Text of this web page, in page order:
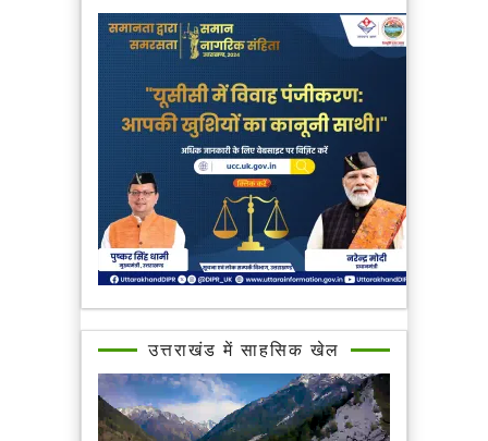
उत्तराखंड में साहसिक खेल